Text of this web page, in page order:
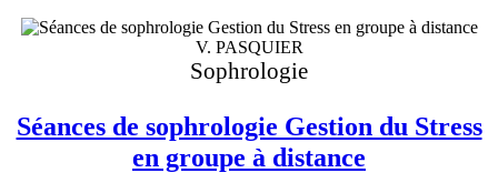
V. PASQUIER
Sophrologie
Séances de sophrologie Gestion du Stress
en groupe à distance